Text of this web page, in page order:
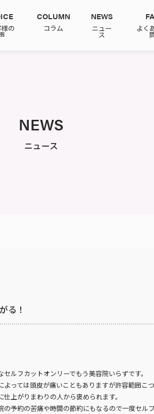
の
COLUMN
コラム
NEWS
ニュー
ス
よく
NEWS
ニュース
る！
ルフカットオンリーでもう美容院いらずです。
っては頭皮が痛いこともありますが許容範囲こ
上がりまわりの人から褒められます。
予約の苦痛や時間の節約にもなるので一度セル